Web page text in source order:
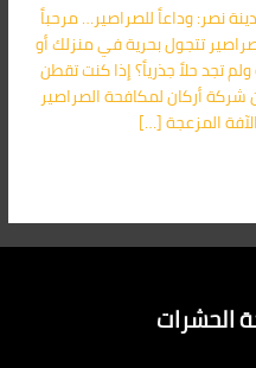
نصر: وداعاً للصراصير… مرحباً
تتجول بحرية في منزلك أو
تجد حلاً جذرياً؟ إذا كنت تقطن
أركان لمكافحة الصراصير
المزعجة […]
الحشرات